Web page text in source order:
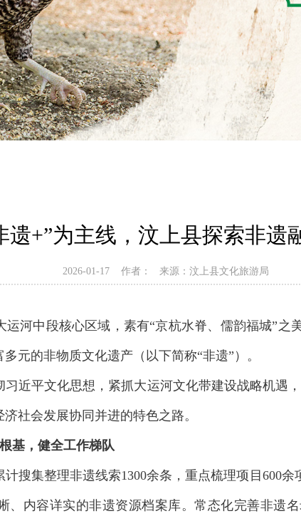
遗+”为主线，汶上县探索非遗
2026-01-17 作者： 来源：汶上县文化旅游局
河中段核心区域，素有“京杭水脊、儒韵福城”
元的非物质文化遗产（以下简称“非遗”）。
近平文化思想，紧抓大运河文化带建设战略机遇
社会发展协同并进的特色之路。
基，健全工作梯队
搜集整理非遗线索1300余条，重点梳理项目600
、内容详实的非遗资源档案库。常态化完善非遗